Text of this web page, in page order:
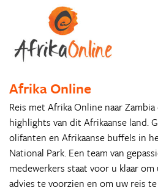
Afrika Online
Reis met Afrika Online naar
highlights van dit Afrikaanse land.
olifanten en Afrikaanse buffels in
National Park. Een team van
medewerkers staat voor u klaar
advies te voorzien en om uw reis